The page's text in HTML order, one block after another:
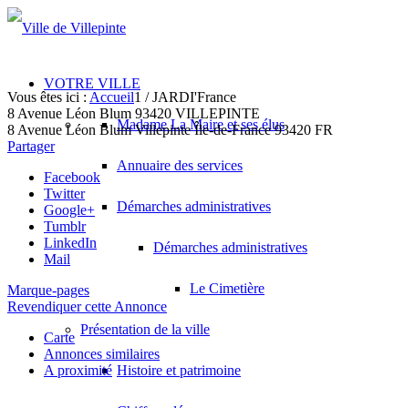
VOTRE VILLE
Madame La Maire et ses élus
Annuaire des services
Démarches administratives
Démarches administratives
Le Cimetière
Présentation de la ville
Histoire et patrimoine
Vous êtes ici : Accueil1 / JARDI'France
8 Avenue Léon Blum 93420 VILLEPINTE
8 Avenue Léon Blum Villepinte Île-de-France 93420 FR
Partager
Facebook
Twitter
Google+
Tumblr
LinkedIn
Mail
Marque-pages
Revendiquer cette Annonce
Carte
Annonces similaires
A proximité